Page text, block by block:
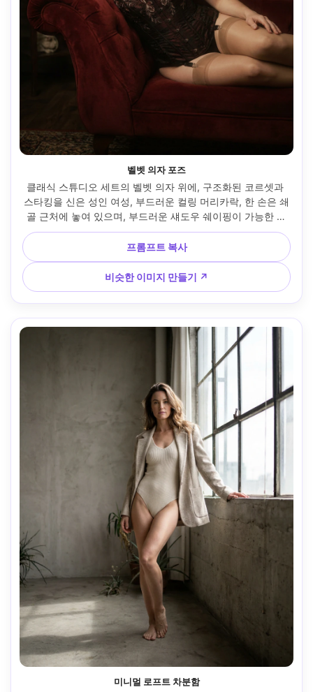
벨벳 의자 포즈
클래식 스튜디오 세트의 벨벳 의자 위에, 구조화된 코르셋과
스타킹을 신은 성인 여성, 부드러운 컬링 머리카락, 한 손은 쇄
골 근처에 놓여 있으며, 부드러운 섀도우 쉐이핑이 가능한 극
적이지만 부드러운 키 라이트, Sony A7R V, 85mm f/1.8, 3/4
바디 프레임, 시네마틱 컬러 그레이드, 사실적인 피부 질감, 날
카로운 눈 --ar 4:5
프롬프트 복사
비슷한 이미지 만들기 ↗
미니멀 로프트 차분함